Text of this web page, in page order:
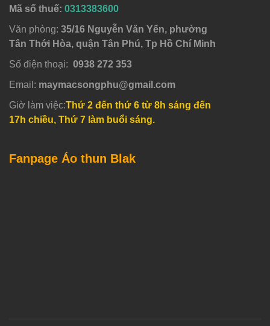
Mã số thuế: 0313383600
Văn phòng: 35/16 Nguyễn Văn Yến, phường
Tân Thới Hòa, quận Tân Phú, Tp Hồ Chí Minh
Số điện thoại: 0938 272 353
Email: maymacsongphu@gmail.com
Giờ làm việc:Thứ 2 đến thứ 6 từ 8h sáng đến
17h chiều, Thứ 7 làm buổi sáng.
Fanpage Áo thun Blak